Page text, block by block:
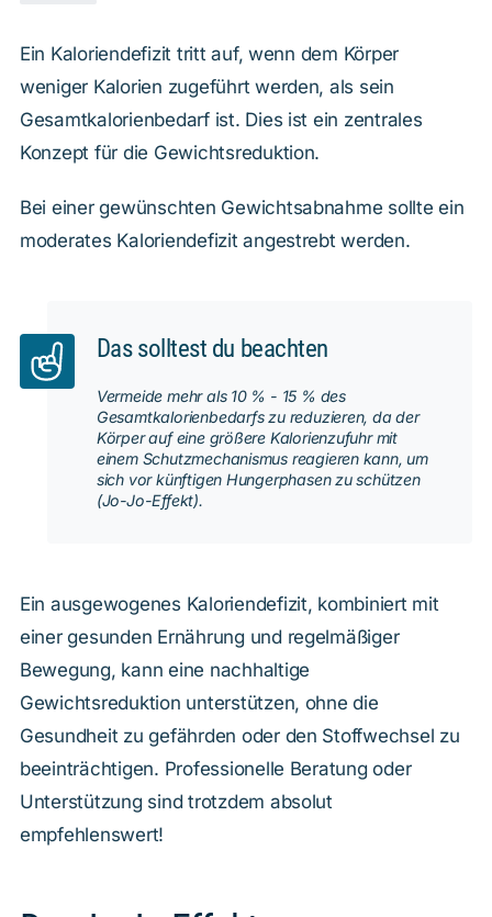
Ein Kaloriendefizit tritt auf, wenn dem Körper
weniger Kalorien zugeführt werden, als sein
Gesamtkalorienbedarf ist. Dies ist ein zentrales
Konzept für die Gewichtsreduktion.
Bei einer gewünschten Gewichtsabnahme sollte ein
moderates Kaloriendefizit angestrebt werden.
Das solltest du beachten
Vermeide mehr als 10 % - 15 % des
Gesamtkalorienbedarfs zu reduzieren, da der
Körper auf eine größere Kalorienzufuhr mit
einem Schutzmechanismus reagieren kann, um
sich vor künftigen Hungerphasen zu schützen
(Jo-Jo-Effekt).
Ein ausgewogenes Kaloriendefizit, kombiniert mit
einer gesunden Ernährung und regelmäßiger
Bewegung, kann eine nachhaltige
Gewichtsreduktion unterstützen, ohne die
Gesundheit zu gefährden oder den Stoffwechsel zu
beeinträchtigen. Professionelle Beratung oder
Unterstützung sind trotzdem absolut
empfehlenswert!